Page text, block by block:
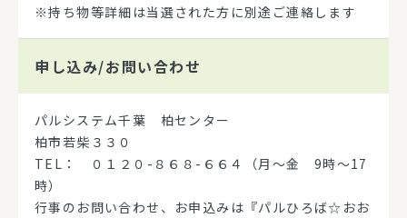
※持ち物等詳細は当選された方に別途ご連絡します
申し込み/お問い合わせ
パルシステム千葉 柏センター
柏市若柴３３０
TEL： ０１２０-８６８-６６４（月～金 9時～17
時）
行事のお問い合わせ、お申込みは『パルひろば☆おお